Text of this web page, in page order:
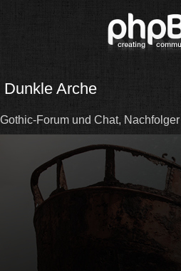
Dunkle Arche
Gothic-Forum und Chat,